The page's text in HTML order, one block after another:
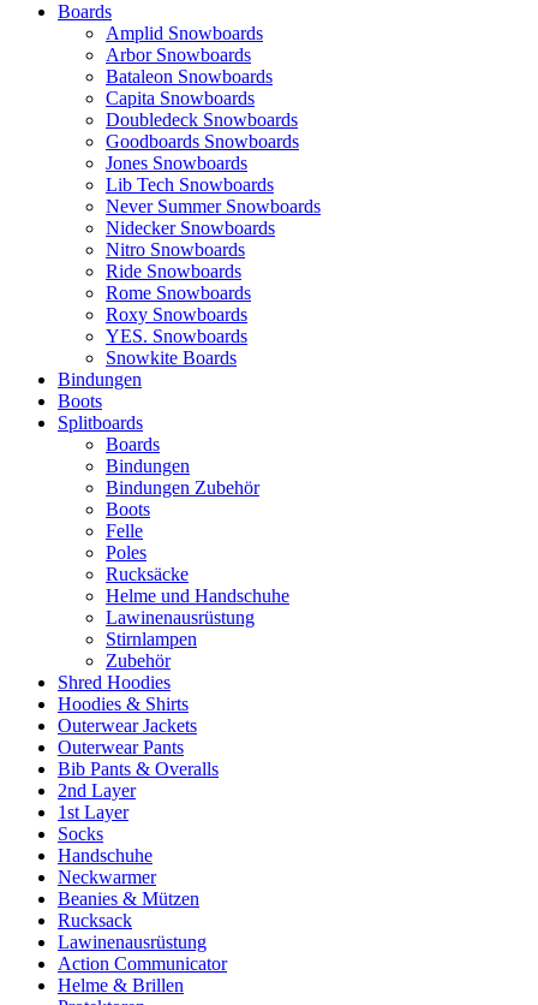
Boards
Amplid Snowboards
Arbor Snowboards
Bataleon Snowboards
Capita Snowboards
Doubledeck Snowboards
Goodboards Snowboards
Jones Snowboards
Lib Tech Snowboards
Never Summer Snowboards
Nidecker Snowboards
Nitro Snowboards
Ride Snowboards
Rome Snowboards
Roxy Snowboards
YES. Snowboards
Snowkite Boards
Bindungen
Boots
Splitboards
Boards
Bindungen
Bindungen Zubehör
Boots
Felle
Poles
Rucksäcke
Helme und Handschuhe
Lawinenausrüstung
Stirnlampen
Zubehör
Shred Hoodies
Hoodies & Shirts
Outerwear Jackets
Outerwear Pants
Bib Pants & Overalls
2nd Layer
1st Layer
Socks
Handschuhe
Neckwarmer
Beanies & Mützen
Rucksack
Lawinenausrüstung
Action Communicator
Helme & Brillen